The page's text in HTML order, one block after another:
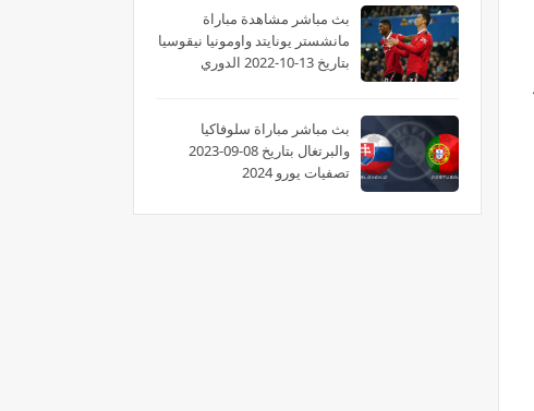
بث مباشر مشاهدة مباراة
مانشستر يونايتد واومونيا نيقوسيا
بتاريخ 13-10-2022 الدوري
بث مباشر مباراة سلوفاكيا
والبرتغال بتاريخ 08-09-2023
تصفيات يورو 2024